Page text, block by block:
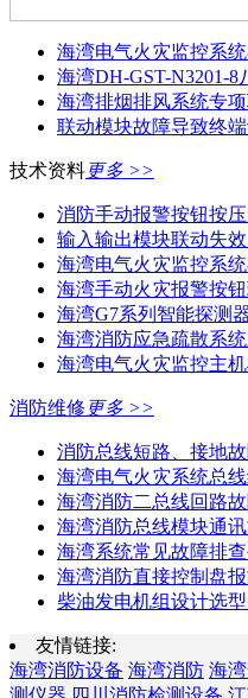
海湾电气火灾监控系
海湾DH-GST-N3201-
海湾排烟排风系统专
联动模块故障导致终
技术资料更多 >>
消防手动报警按钮按
输入输出模块联动失
海湾电气火灾监控系统
海湾手动火灾报警按钮
海湾G7系列智能探测
海湾消防应急疏散系统
海湾电气火灾监控主
消防维修 更多 >>
消防总线短路、接地
海湾电气火灾系统总线
海湾消防二总线回路故
海湾消防总线模块通讯
海湾系统常见故障排
海湾消防直接控制盘报
柴油发电机组设计选型
友情链接:
海湾消防设备 海湾消防 海